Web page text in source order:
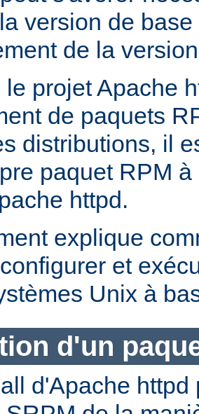
version de
de la
le projet Apache
de paquets
distributions, il
paquet RPM
httpd.
explique
et
Unix à
d'un
d'Apache